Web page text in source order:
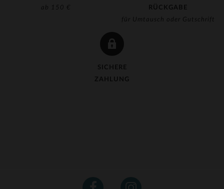
ab 150 €
RÜCKGABE
für Umtausch oder Gutschrift
SICHERE
ZAHLUNG